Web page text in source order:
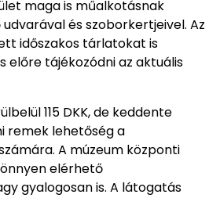
maga is műalkotásnak
és szoborkertjeivel. Az
időszakos tárlatokat is
előre tájékozódni az aktuális
115 DKK, de keddente
remek lehetőség a
A múzeum központi
elérhető
gyalogosan is. A látogatás